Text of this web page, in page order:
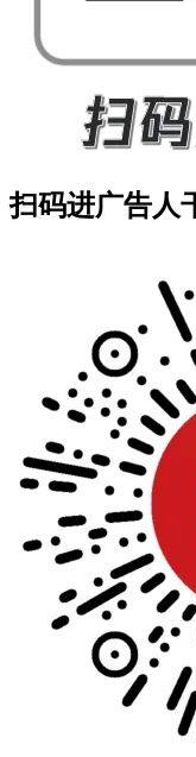
扫码进广告人